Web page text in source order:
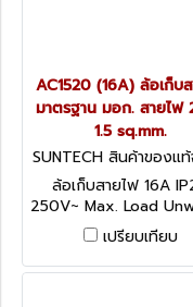
AC1520 (16A) ล้อเก็บ
มาตรฐาน มอก. สายไฟ
1.5 sq.mm.
SUNTECH สินค้าของแท้
งงานผู้ผลิต
ล้อเก็บสายไฟ 16A
250V~ Max. Load
3600W / Wound
อุปกรณ์ป้องกันกระแสไฟฟ้
ได้มาตรฐาน
เปรียบเทียบ